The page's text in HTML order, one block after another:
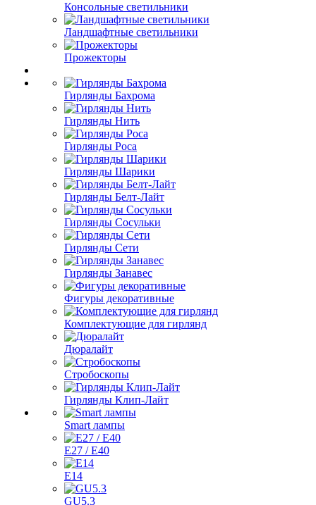
Консольные светильники
Ландшафтные светильники
Прожекторы
Гирлянды Бахрома
Гирлянды Нить
Гирлянды Роса
Гирлянды Шарики
Гирлянды Белт-Лайт
Гирлянды Сосульки
Гирлянды Сети
Гирлянды Занавес
Фигуры декоративные
Комплектующие для гирлянд
Дюралайт
Стробоскопы
Гирлянды Клип-Лайт
Smart лампы
E27 / E40
E14
GU5.3